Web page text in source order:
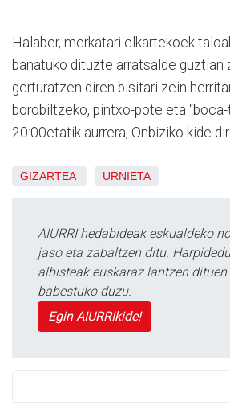
Halaber, merkatari elkartekoek
banatuko dituzte arratsalde guztian
gerturatzen diren bisitari zein
borobiltzeko, pintxo-pote eta “boca-
20:00etatik aurrera, Onbiziko kide
GIZARTEA URNIETA
AIURRI hedabideak eskualdeko
jaso eta zabaltzen ditu.
albisteak euskaraz lantzen
babestuko duzu.
Egin AIURRIkide!